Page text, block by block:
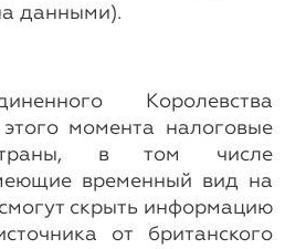
данными).
Королевства
момента налоговые
в том числе
временный вид на
скрыть информацию
от британского